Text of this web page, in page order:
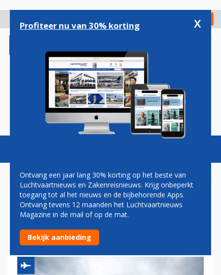
gaan
Check in
Magazine Podcasts Vacatures
IN BEELD: ANTONOV AN-124
UIT GILZE-RIJEN
VERTROKKEN NAAR IRAK
Profiteer nu van 30% korting x
Ontvang een jaar lang 30% korting op het beste van
Luchtvaartnieuws en Zakenreisnieuws. Krijg onbeperkt
toegang tot al het nieuws en de bijbehorende Apps.
Ontvang tevens 12 maanden het Luchtvaartnieuws
Magazine in de mail of op de mat.
Bekijk aanbieding